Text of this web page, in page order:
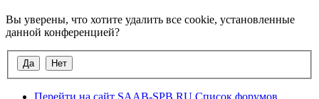
Вы уверены, что хотите удалить все cookie, установленные
данной конференцией?
Перейти на сайт SAAB-SPB.RU Список форумов